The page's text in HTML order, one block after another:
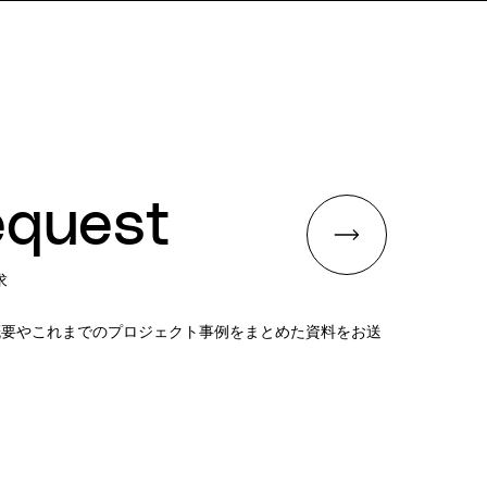
やこれまでのプロジェクト事例をまとめた資料をお送